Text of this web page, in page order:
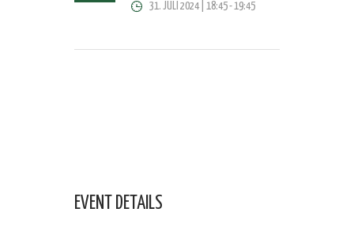
31. JULI 2024 | 18:45-19:45
EVENT DETAILS